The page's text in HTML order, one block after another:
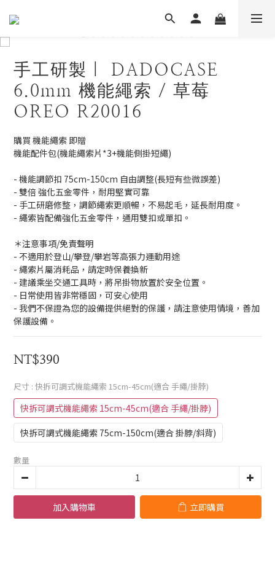
手工研製｜ DADOCASE
6.0mm 機能繩索 / 草莓
OREO R20016
購買 機能繩索 即贈
機能配件包(機能繩索片*3+機能側掛短繩)
- 機能調節扣 75cm-150cm 自由調整(長短有些微誤差)
- 雙倍 強化五金零件，耐用堅實可靠
- 手工研磨修整，調節繩索更順暢，不易起毛，延長耐用度。
- 繩索皆配備強化五金零件，通用雙扣或單扣。
＊注意事項/免責聲明
- 不適用於登山/攀登/攀岩等高張力運動用途
- 繩索片屬消耗品，請定時保養換新
- 建議乘坐交通工具時，將吊掛物放置於安全位置。
- 日常使用皆非常穩固，可安心使用
- 我們不保證為您的設備提供絕對的保護，請注意使用情境，善加
保護設備。
NT$390
尺寸 : 快拆可調式機能繩索 15cm-45cm(適合 手繩/掛脖)
快拆可調式機能繩索 15cm-45cm(適合 手繩/掛脖)
快拆可調式機能繩索 75cm-150cm(適合 掛脖/斜背)
數量
加入購物車 立即購買